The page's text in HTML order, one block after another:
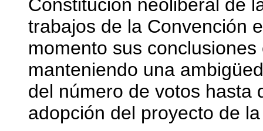
Constitución neoliberal de
trabajos de la Convención
momento sus
manteniendo una
del número de votos hasta
adopción del proyecto de